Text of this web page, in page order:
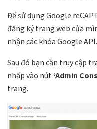
Để sử dụng Google
đăng ký trang web của
nhận các khóa Google API.
Sau đó bạn cần truy cập
nhấp vào nút ‘Admin
trang.